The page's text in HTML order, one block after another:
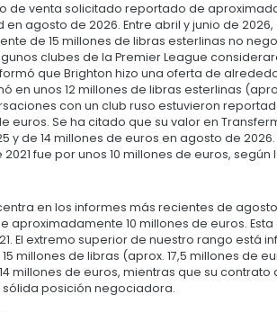
de venta solicitado reportado de
agosto de 2026. Entre abril y junio de
de 15 millones de libras esterlinas no
clubes de la Premier League
que Brighton hizo una oferta de
en unos 12 millones de libras esterlinas
con un club ruso estuvieron
euros. Se ha citado que su valor en
y de 14 millones de euros en agosto de
fue por unos 10 millones de euros,
en los informes más recientes de
aproximadamente 10 millones de euros.
El extremo superior de nuestro rango está
millones de libras (aprox. 17,5 millones de
millones de euros, mientras que su
posición negociadora.